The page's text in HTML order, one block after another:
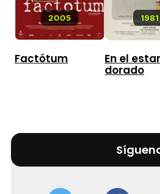
2005
Factótum
1981
En el
dorado